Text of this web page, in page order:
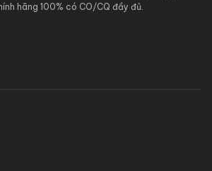
hãng 100% có CO/CQ đầy đủ.